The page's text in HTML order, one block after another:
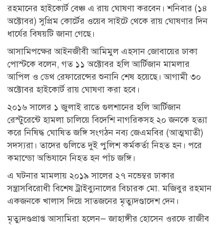
রহমানের হাইকোর্ট বেঞ্চ এ রায় ঘোষণা করবেন। শনিবার (১৪
অক্টোবর) সুপ্রিম কোর্টের ওয়েব সাইটে থেকে রায় ঘোষণার দিন
ধার্যের বিষয়টি জানা গেছে।
আসামিপক্ষের আইনজীবী আমিমুল এহসান জোবায়ের ঢাকা
পোস্টকে বলেন, গত ১১ অক্টোবর হলি আর্টিজান মামলার
আপিল ও ডেথ রেফারেন্সের শুনানি শেষ হয়েছে। আগামী ৩০
অক্টোবর হাইকোর্ট রায় ঘোষণা করা হবে।
২০১৬ সালের ১ জুলাই রাতে গুলশানের হলি আর্টিজান
রেস্টুরেন্টে হামলা চালিয়ে বিদেশি নাগরিকসহ ২০ জনকে হত্যা
করে নিষিদ্ধ ঘোষিত জঙ্গি সংগঠন নব্য জেএমবির (আত্মঘাতী)
সদস্যরা। তাদের গুলিতে দুই পুলিশ কর্মকর্তা নিহত হন। পরে
কমান্ডো অভিযানে নিহত হন পাঁচ জঙ্গি।
এ ঘটনার মামলায় ২০১৯ সালের ২৭ নভেম্বর ঢাকার
সন্ত্রাসবিরোধী বিশেষ ট্রাইব্যুনালের বিচারক মো. মজিবুর রহমান
একজনকে খালাস দিয়ে সাতজনের মৃত্যুদণ্ডাদেশ দেন।
‌মৃত্যুদণ্ডপ্রাপ্ত আসা‌মিরা হ‌লেন— জাহাঙ্গীর হোসেন ওরফে রাজীব